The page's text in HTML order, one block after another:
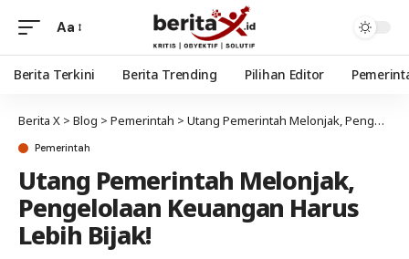
Aa
Berita Terkini Berita Trending Pilihan Editor
Berita X > Blog > Pemerintah > Utang Pemerintah Melonjak, Pengelolaan Keuangan Harus Lebih Bijak!
Pemerintah
Utang Pemerintah Melonjak,
Pengelolaan Keuangan Harus
Lebih Bijak!